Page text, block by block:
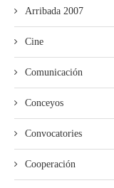
Arribada 2007
Cine
Comunicación
Conceyos
Convocatories
Cooperación